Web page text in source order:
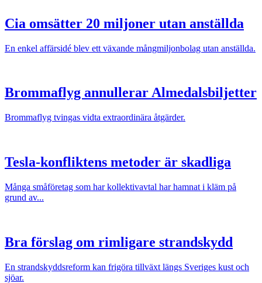
Cia omsätter 20 miljoner utan anställda
En enkel affärsidé blev ett växande mångmiljonbolag utan anställda.
Brommaflyg annullerar Almedalsbiljetter
Brommaflyg tvingas vidta extraordinära åtgärder.
Tesla-konfliktens metoder är skadliga
Många småföretag som har kollektivavtal har hamnat i kläm på
grund av...
Bra förslag om rimligare strandskydd
En strandskyddsreform kan frigöra tillväxt längs Sveriges kust och
sjöar.